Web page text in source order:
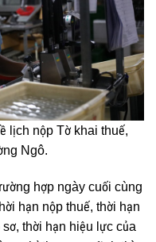
lịch nộp Tờ khai thuế,
Ngô.
hợp ngày cuối cùng
hạn nộp thuế, thời hạn
thời hạn hiệu lực của